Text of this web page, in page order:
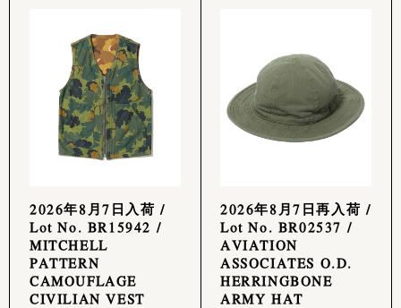
2026年8月7日入荷 /
Lot No. BR15942 /
MITCHELL
PATTERN
CAMOUFLAGE
CIVILIAN VEST
2026年8月7日再入荷 /
Lot No. BR02537 /
AVIATION
ASSOCIATES O.D.
HERRINGBONE
ARMY HAT